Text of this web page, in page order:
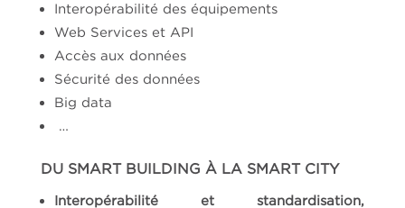
Interopérabilité des équipements
Web Services et API
Accès aux données
Sécurité des données
Big data
DU SMART BUILDING À LA SMART CITY
Interopérabilité et standardisation,